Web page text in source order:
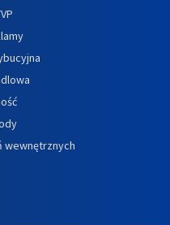
wewnętrznych